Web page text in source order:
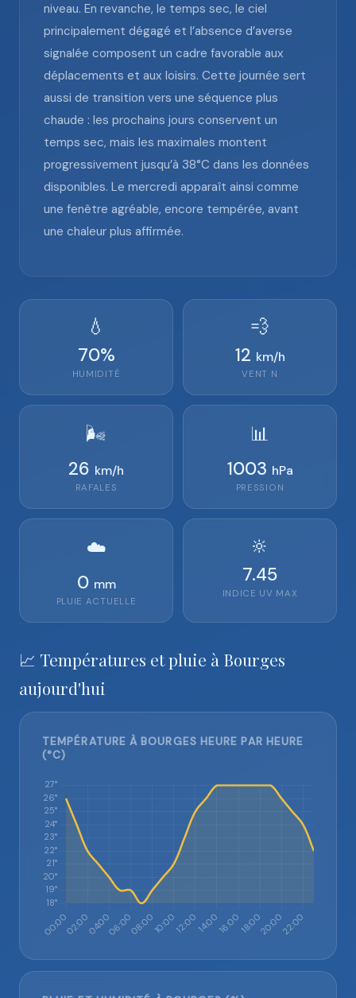
niveau. En revanche, le temps sec, le ciel
principalement dégagé et l’absence d’averse
signalée composent un cadre favorable aux
déplacements et aux loisirs. Cette journée sert
aussi de transition vers une séquence plus
chaude : les prochains jours conservent un
temps sec, mais les maximales montent
progressivement jusqu’à 38°C dans les données
disponibles. Le mercredi apparaît ainsi comme
une fenêtre agréable, encore tempérée, avant
une chaleur plus affirmée.
💧
70%
HUMIDITÉ
💨
12 km/h
VENT N
🌬️
26 km/h
RAFALES
📊
1003 hPa
PRESSION
☁️
0 mm
PLUIE ACTUELLE
🔆
7.45
INDICE UV MAX
📈 Températures et pluie à Bourges
aujourd'hui
TEMPÉRATURE À BOURGES HEURE PAR HEURE
(°C)